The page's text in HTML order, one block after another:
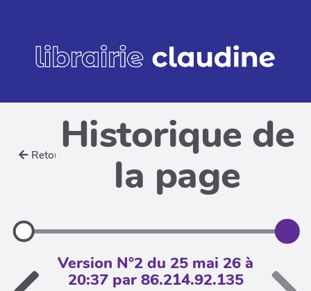
Retour Historique de
la page
Version N°2 du 25 mai 26 à
20:37 par 86.214.92.135